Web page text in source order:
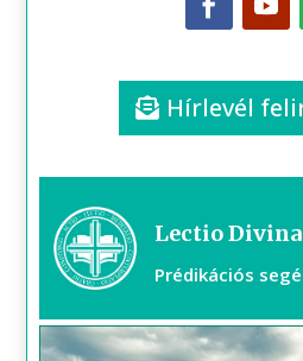
Hírlevél
Lectio Divina
Prédikációs